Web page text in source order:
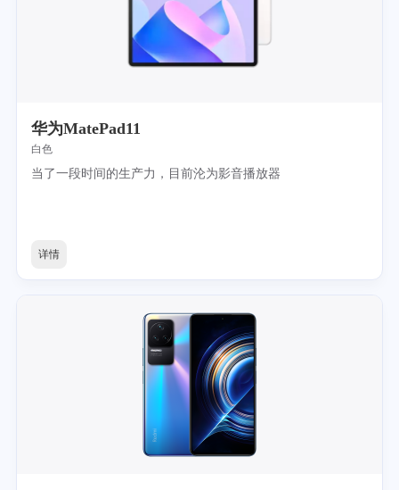
华为MatePad11
白色
当了一段时间的生产力，目前沦为影音播放器
详情